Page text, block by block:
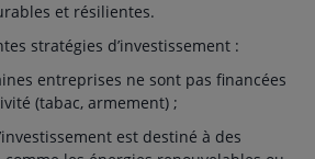
et résilientes.
stratégies d’investissement :
entreprises ne sont pas financées
(tabac, armement) ;
est destiné à des